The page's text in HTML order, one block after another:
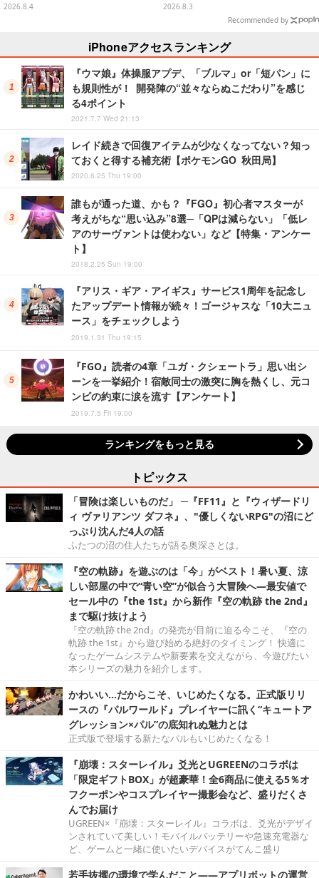
ルバッグやTシャツなど、日常使
2026.8.4 が予約開始
2026.8.3
Recommended by
iPhoneアクセスランキング
『ウマ娘』体操服アプデ、「ブルマ」or「短パン」に
も規則性が！ 開発陣の“並々ならぬこだわり”を感じ
る4ポイント
2021.7.7 Wed 21:13
レイド続きで回復アイテムが少なくなってない？知っ
ておくと得する補充術【ポケモンGO 秋田局】
2020.6.25 Thu 19:00
誰もが通った道、かも？『FGO』初心者マスターが
考えがちな“思い込み”8選─「QPは減らない」「低レ
アのサーヴァントは使わない」など【特集・アンケー
ト】
2018.2.25 Sun 19:00
『アリス・ギア・アイギス』サービス1周年を記念し
たアップデート情報が続々！ゴージャスな「10大ニュ
ース」をチェックしよう
2019.1.31 Thu 19:15
『FGO』読者の4章「ユガ・クシェートラ」思い出シ
ーンを一挙紹介！宿敵同士の激突に胸を熱くし、元コ
ンビの約束に涙を流す【アンケート】
2019.7.5 Fri 19:00
ランキングをもっと見る
トピックス
「冒険は楽しいものだ」 ─『FF11』と『ウィザードリ
ィ ヴァリアンツ ダフネ』、"優しくないRPG"の沼にど
っぷり沈んだ4人の話
ふたつの沼の住人たちが語る奥深さとは。
『空の軌跡』を遊ぶのは「今」がベスト！暑い夏、涼
しい部屋の中で“青い空”が似合う大冒険へ―最安値で
セール中の『the 1st』から新作『空の軌跡 the 2nd』
まで駆け抜けよう
『空の軌跡 the 2nd』の発売が目前に迫る今こそ、『空の
軌跡 the 1st』から遊び始める絶好のタイミング！ 快適に
なったゲームシステムや新要素を交えながら、今遊びたい
本シリーズの魅力を紹介します。
かわいい…だからこそ、いじめたくなる。正式版リリ
ースの『パルワールド』プレイヤーに訊く“キュートア
グレッション×パル”の底知れぬ魅力とは
正式版で登場する新たなパルもいじめたくなる！
『崩壊：スターレイル』爻光とUGREENのコラボは
「限定ギフトBOX」が超豪華！全6商品に使える5％オ
フクーポンやコスプレイヤー撮影会など、盛りだくさ
んでお届け
UGREEN×『崩壊：スターレイル』コラボは、爻光がデザイ
ンされていて美しい！モバイルバッテリーや急速充電器な
ど、ゲームと一緒に使いたいデバイスがてんこ盛り
若手抜擢の環境で学んだこと――アプリボットの運営